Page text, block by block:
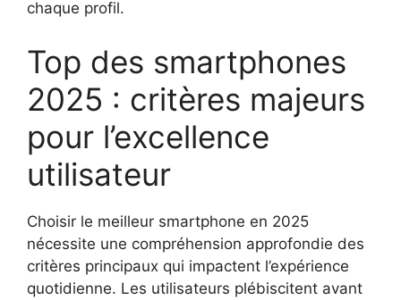
chaque profil.
Top des smartphones
2025 : critères majeurs
pour l’excellence
utilisateur
Choisir le meilleur smartphone en 2025
nécessite une compréhension approfondie des
critères principaux qui impactent l’expérience
quotidienne. Les utilisateurs plébiscitent avant